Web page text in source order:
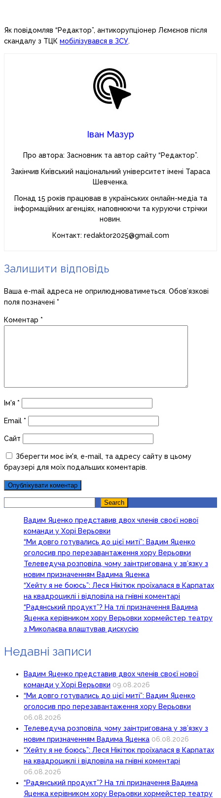
Як повідомляв “Редактор”, антикорупціонер Лємєнов після
скандалу з ТЦК мобілізувався в ЗСУ.
Іван Мазур
Про автора: Засновник та автор сайту “Редактор”.
Закінчив Київський національний університет імені Тараса
Шевченка.
Понад 15 років працював в українських онлайн-медіа та
інформаційних агенціях, наповнюючи та куруючи стрічки
новин.
Контакт: redaktor2025@gmail.com
Залишити відповідь
Ваша e-mail адреса не оприлюднюватиметься. Обов’язкові
поля позначені *
Коментар *
Ім'я *
Email *
Сайт
Зберегти моє ім'я, e-mail, та адресу сайту в цьому
браузері для моїх подальших коментарів.
Search
Вадим Яценко представив двох членів своєї нової
команди у Хорі Верьовки
“Ми довго готувались до цієї миті”: Вадим Яценко
оголосив про перезавантаження хору Верьовки
Телеведуча розповіла, чому заінтригована у зв’язку з
новим призначенням Вадима Яценка
“Хейту я не боюсь”: Леся Нікітюк проїхалася в Карпатах
на квадроциклі і відповіла на гнівні коментарі
“Радянський продукт”? На тлі призначення Вадима
Яценка керівником хору Верьовки хормейстер театру
з Миколаєва влаштував дискусію
Недавні записи
Вадим Яценко представив двох членів своєї нової
команди у Хорі Верьовки 09.08.2026
“Ми довго готувались до цієї миті”: Вадим Яценко
оголосив про перезавантаження хору Верьовки
06.08.2026
Телеведуча розповіла, чому заінтригована у зв’язку з
новим призначенням Вадима Яценка 06.08.2026
“Хейту я не боюсь”: Леся Нікітюк проїхалася в Карпатах
на квадроциклі і відповіла на гнівні коментарі
06.08.2026
“Радянський продукт”? На тлі призначення Вадима
Яценка керівником хору Верьовки хормейстер театру